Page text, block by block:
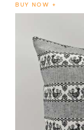
BUY NOW